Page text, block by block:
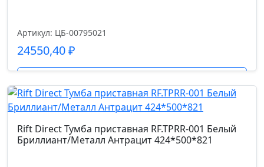
Артикул: ЦБ-00795021
24550,40₽
Rift Direct Тумба приставная RF.TPRR-001 Белый
Бриллиант/Металл Антрацит 424*500*821